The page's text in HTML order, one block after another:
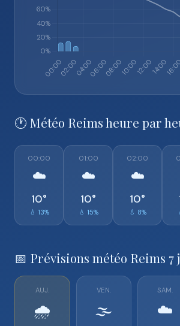
🕐 Météo Reims heure par
00:00
☁️
10°
💧 13%
01:00
☁️
10°
💧 15%
02:00
☁️
10°
💧 8%
📅 Prévisions météo Reims 7
AUJ.
🌧️
VEN.
🌫️
SAM.
☁️